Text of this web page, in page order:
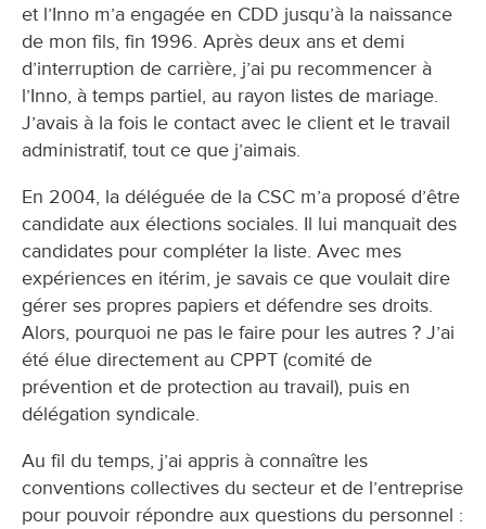
et l’Inno m’a engagée en CDD jusqu’à la naissance
de mon fils, fin 1996. Après deux ans et demi
d’interruption de carrière, j’ai pu recommencer à
l’Inno, à temps partiel, au rayon listes de mariage.
J’avais à la fois le contact avec le client et le travail
administratif, tout ce que j’aimais.
En 2004, la déléguée de la CSC m’a proposé d’être
candidate aux élections sociales. Il lui manquait des
candidates pour compléter la liste. Avec mes
expériences en itérim, je savais ce que voulait dire
gérer ses propres papiers et défendre ses droits.
Alors, pourquoi ne pas le faire pour les autres ? J’ai
été élue directement au CPPT (comité de
prévention et de protection au travail), puis en
délégation syndicale.
Au fil du temps, j’ai appris à connaître les
conventions collectives du secteur et de l’entreprise
pour pouvoir répondre aux questions du personnel :